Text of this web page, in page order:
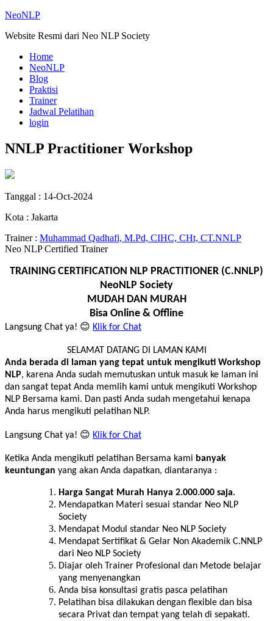
NeoNLP
Website Resmi dari Neo NLP Society
Home
NeoNLP
Blog
Praktisi
Trainer
Jadwal Pelatihan
login
NNLP Practitioner Workshop
Tanggal : 14-Oct-2024
Kota : Jakarta
Trainer : Muhammad Qadhafi, M.Pd, CIHC, CHt, CT.NNLP
Neo NLP Certified Trainer
TRAINING CERTIFICATION NLP PRACTITIONER (C.NNLP)
NeoNLP Society
MUDAH DAN MURAH
Bisa Online & Offline
Langsung Chat ya! 😊 Klik for Chat
SELAMAT DATANG DI LAMAN KAMI
Anda berada di laman yang tepat untuk mengikuti Workshop
NLP, karena Anda sudah memutuskan untuk masuk ke laman ini
dan sangat tepat Anda memlih kami untuk mengikuti Workshop
NLP Bersama kami. Dan pasti Anda sudah mengetahui kenapa
Anda harus mengikuti pelatihan NLP.
Langsung Chat ya! 😊 Klik for Chat
Ketika Anda mengikuti pelatihan Bersama kami banyak
keuntungan yang akan Anda dapatkan, diantaranya :
Harga Sangat Murah Hanya 2.000.000 saja.
Mendapatkan Materi sesuai standar Neo NLP
Society
Mendapat Modul standar Neo NLP Society
Mendapat Sertifikat & Gelar Non Akademik C.NNLP
dari Neo NLP Society
Diajar oleh Trainer Profesional dan Metode belajar
yang menyenangkan
Anda bisa konsultasi gratis pasca pelatihan
Pelatihan bisa dilakukan dengan flexible dan bisa
secara Privat dan tempat yang telah di sepakati.